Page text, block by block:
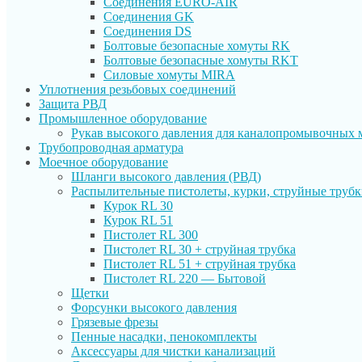
Соединения GK
Соединения DS
Болтовые безопасные хомуты RK
Болтовые безопасные хомуты RKT
Силовые хомуты MIRA
Уплотнения резьбовых соединений
Защита РВД
Промышленное оборудование
Рукав высокого давления для каналопромывочных
Трубопроводная арматура
Моечное оборудование
Шланги высокого давления (РВД)
Распылительные пистолеты, курки, струйные
Курок RL 30
Курок RL 51
Пистолет RL 300
Пистолет RL 30 + струйная трубка
Пистолет RL 51 + струйная трубка
Пистолет RL 220 — Бытовой
Щетки
Форсунки высокого давления
Грязевые фрезы
Пенные насадки, пенокомплекты
Аксессуары для чистки канализаций